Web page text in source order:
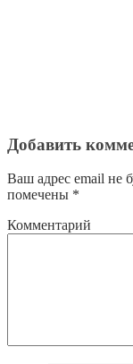
Добавить
Ваш адрес email не
помечены *
Комментарий